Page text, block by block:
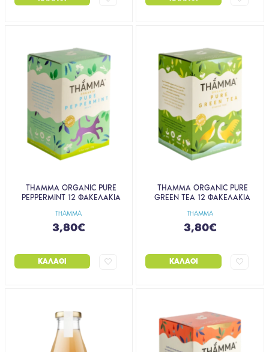
THAMMA
THAMMA ORGANIC PURE
PEPPERMINT 12 ΦΑΚΕΛΑΚΙΑ
3,80€
ΚΑΛΆΘΙ
THAMMA
THAMMA ORGANIC PURE
GREEN TEA 12 ΦΑΚΕΛΑΚΙΑ
3,80€
ΚΑΛΆΘΙ